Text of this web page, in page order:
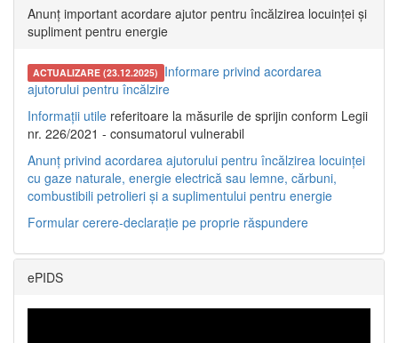
Anunț important acordare ajutor pentru încălzirea locuinței și
supliment pentru energie
ACTUALIZARE (23.12.2025) Informare privind acordarea
ajutorului pentru încălzire
Informații utile referitoare la măsurile de sprijin conform Legii
nr. 226/2021 - consumatorul vulnerabil
Anunț privind acordarea ajutorului pentru încălzirea locuinței
cu gaze naturale, energie electrică sau lemne, cărbuni,
combustibili petrolieri și a suplimentului pentru energie
Formular cerere-declarație pe proprie răspundere
ePIDS